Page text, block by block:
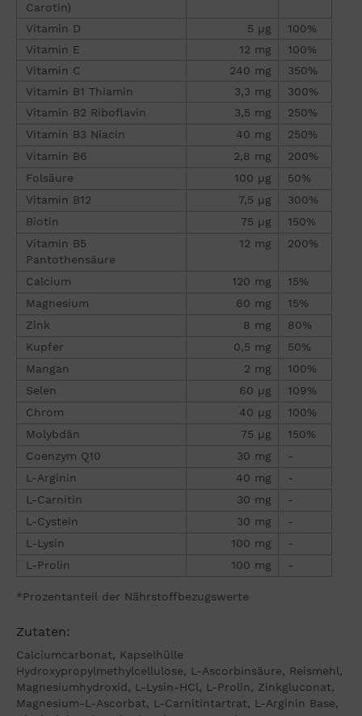
Carotin)
Vitamin D 5 µg
100%
Vitamin E
12 mg
100%
Vitamin C
240 mg
350%
Vitamin B1 Thiamin
3,3 mg
300%
Vitamin B2 Riboflavin
3,5 mg
250%
Vitamin B3 Niacin
40 mg
250%
Vitamin B6
2,8 mg
200%
Folsäure
100 µg
50%
Vitamin B12
7,5 µg
300%
Biotin
75 µg
150%
Vitamin B5
Pantothensäure
12 mg 200%
Calcium 120 mg
15%
Magnesium
60 mg
15%
Zink
8 mg
80%
Kupfer
0,5 mg
50%
Mangan
2 mg
100%
Selen
60 µg
109%
Chrom
40 µg
100%
Molybdän
75 µg
150%
Coenzym Q10
30 mg
-
L-Arginin
40 mg
-
L-Carnitin
30 mg
-
L-Cystein
30 mg
-
L-Lysin
100 mg
-
L-Prolin
100 mg -
*Prozentanteil der Nährstoffbezugswerte
Zutaten:
Calciumcarbonat, Kapselhülle
Hydroxypropylmethylcellulose, L-Ascorbinsäure, Reismehl,
Magnesiumhydroxid, L-Lysin-HCl, L-Prolin, Zinkgluconat,
Magnesium-L-Ascorbat, L-Carnitintartrat, L-Arginin Base,